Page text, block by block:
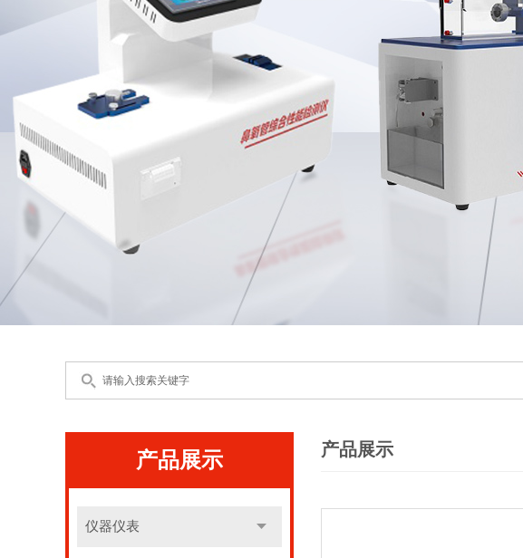
产品展示
仪器仪表
产品展示